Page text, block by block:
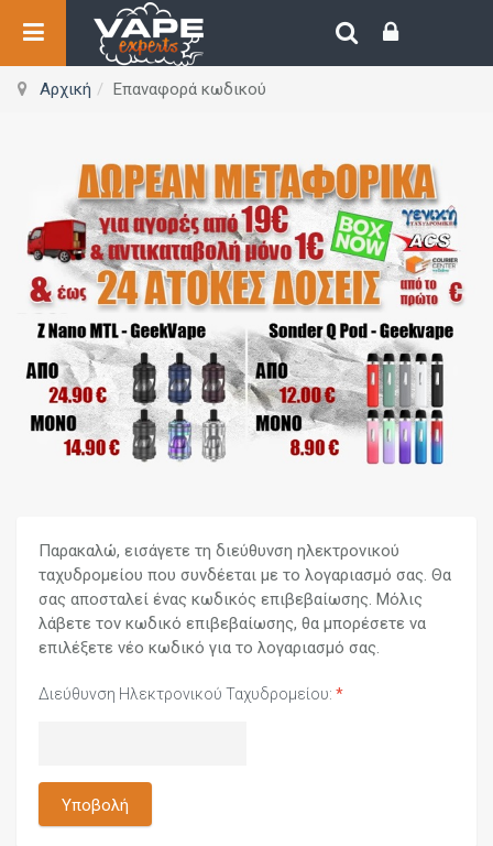
Αρχική Επαναφορά κωδικού
Παρακαλώ, εισάγετε τη διεύθυνση ηλεκτρονικού
ταχυδρομείου που συνδέεται με το λογαριασμό σας. Θα
σας αποσταλεί ένας κωδικός επιβεβαίωσης. Μόλις
λάβετε τον κωδικό επιβεβαίωσης, θα μπορέσετε να
επιλέξετε νέο κωδικό για το λογαριασμό σας.
Διεύθυνση Ηλεκτρονικού Ταχυδρομείου: *
Υποβολή